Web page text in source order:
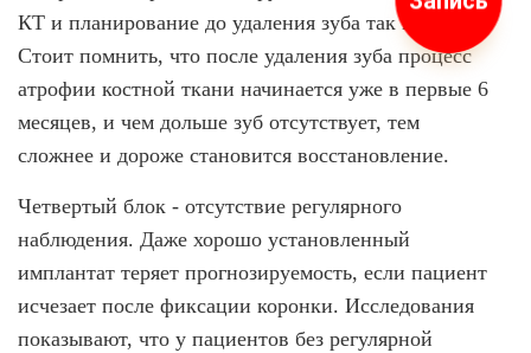
КТ и планирование до удаления зуба так важны.
Стоит помнить, что после удаления зуба процесс
атрофии костной ткани начинается уже в первые 6
месяцев, и чем дольше зуб отсутствует, тем
сложнее и дороже становится восстановление.
Четвертый блок - отсутствие регулярного
наблюдения. Даже хорошо установленный
имплантат теряет прогнозируемость, если пациент
исчезает после фиксации коронки. Исследования
показывают, что у пациентов без регулярной